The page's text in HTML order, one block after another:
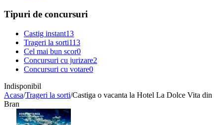
Tipuri de concursuri
Castig instant13
Trageri la sorti113
Cel mai bun scor0
Concursuri cu jurizare2
Concursuri cu votare0
Indisponibil
Acasa/Trageri la sorti/Castiga o vacanta la Hotel La Dolce Vita din
Bran